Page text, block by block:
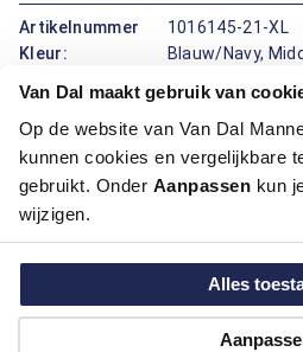
Van Dal maakt gebruik van
Op de website van Van Dal
kunnen cookies en vergelijkbare
gebruikt. Onder Aanpassen kun
wijzigen.
Alles
Artikelnummer
1016145-21-XL
Kleur:
Blauw/Navy,
Motief:
Grafisch motief
Deze polo van Bartlett combineert
regular fit pasvorm en grafisch
en elastaan, biedt het ademend
ideaal voor dagelijks gebruik. Het